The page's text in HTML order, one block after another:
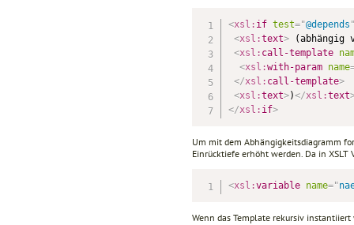
<xsl: if test="@depends
<xsl:text> (abhängig
<xsl: call-template
<xsl:with-param name
</xsl: call-template>
<xsl:text>)</xsl:text
</xsl: if>
Um mit dem Abhängigkeitsdiagramm
Einrücktiefe erhöht werden. Da in
<xsl:variable name="
Wenn das Template rekursiv